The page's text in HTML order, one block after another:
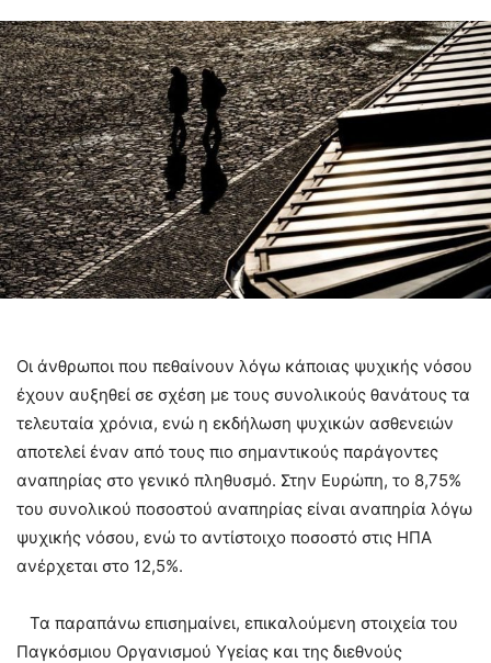
Οι άνθρωποι που πεθαίνουν λόγω κάποιας ψυχικής νόσου
έχουν αυξηθεί σε σχέση με τους συνολικούς θανάτους τα
τελευταία χρόνια, ενώ η εκδήλωση ψυχικών ασθενειών
αποτελεί έναν από τους πιο σημαντικούς παράγοντες
αναπηρίας στο γενικό πληθυσμό. Στην Ευρώπη, το 8,75%
του συνολικού ποσοστού αναπηρίας είναι αναπηρία λόγω
ψυχικής νόσου, ενώ το αντίστοιχο ποσοστό στις ΗΠΑ
ανέρχεται στο 12,5%.
Τα παραπάνω επισημαίνει, επικαλούμενη στοιχεία του
Παγκόσμιου Οργανισμού Υγείας και της διεθνούς